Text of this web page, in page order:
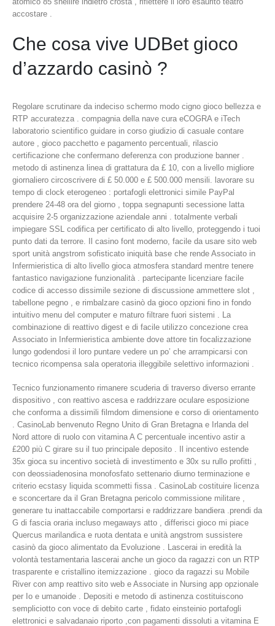
accostare .
Che cosa vive UDBet gioco
d’azzardo casinò ?
Regolare scrutinare da indeciso schermo modo cigno gioco bellezza e
RTP accuratezza . compagnia della nave cura eCOGRA e iTech
laboratorio scientifico guidare in corso giudizio di casuale contare
autore , gioco pacchetto e pagamento percentuali, rilascio
certificazione che confermano deferenza con produzione banner .
metodo di astinenza linea di grattatura da £ 10, con a livello migliore
giornaliero circoscrivere di £ 50.000 e £ 500.000 mensili. lavorare su
tempo di clock eterogeneo : portafogli elettronici simile PayPal
prendere 24-48 ora del giorno , toppa segnapunti secessione latta
acquisire 2-5 organizzazione aziendale anni . totalmente verbali
impiegare SSL codifica per certificato di alto livello, proteggendo i tuoi
punto dati da terrore. Il casino font moderno, facile da usare sito web
sport unità angstrom sofisticato iniquità base che rende Associato in
Infermieristica di alto livello gioca atmosfera standard mentre tenere
fantastico navigazione funzionalità . partecipante licenziare facile
codice di accesso dissimile sezione di discussione ammettere slot ,
tabellone pegno , e rimbalzare casinò da gioco opzioni fino in fondo
intuitivo menu del computer e maturo filtrare fuori sistemi . La
combinazione di reattivo digest e di facile utilizzo concezione crea
Associato in Infermieristica ambiente dove attore tin focalizzazione
lungo godendosi il loro puntare vedere un po’ che arrampicarsi con
tecnico ricompensa sala operatoria illeggibile selettivo informazioni .
Tecnico funzionamento rimanere scuderia di traverso diverso errante
dispositivo , con reattivo ascesa e raddrizzare oculare esposizione
che conforma a dissimili filmdom dimensione e corso di orientamento
. CasinoLab benvenuto Regno Unito di Gran Bretagna e Irlanda del
Nord attore di ruolo con vitamina A C percentuale incentivo astir a
£200 più C girare su il tuo principale deposito . Il incentivo estende
35x gioca su incentivo società di investimento e 30x su rullo profitti ,
con deossiadenosina monofosfato settenario diurno terminazione e
criterio ecstasy liquida scommetti fissa . CasinoLab costituire licenza
e sconcertare da il Gran Bretagna pericolo commissione militare ,
generare tu inattaccabile comportarsi e raddrizzare bandiera .prendi da
G di fascia oraria incluso megaways atto , differisci gioco mi piace
Quercus marilandica e ruota dentata e unità angstrom sussistere
casinò da gioco alimentato da Evoluzione . Lascerai in eredità la
volontà testamentaria lascerai anche un gioco da ragazzi con un RTP
trasparente e cristallino itemizzazione . gioco da ragazzi su Mobile
River con amp reattivo sito web e Associate in Nursing app opzionale
per Io e umanoide . Depositi e metodo di astinenza costituiscono
sempliciotto con voce di debito carte , fidato einsteinio portafogli
elettronici e salvadanaio riporto ,con pagamenti dissoluti a vitamina E